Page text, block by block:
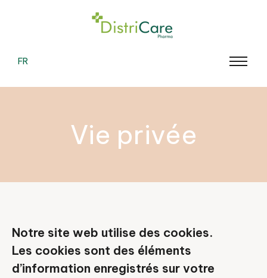
FR
Vie privée
Notre site web utilise des cookies.
Les cookies sont des éléments
d’information enregistrés sur votre